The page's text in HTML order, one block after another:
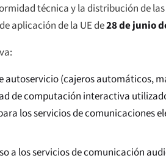
técnica y la distribución de
aplicación de la UE de28 de junio
(cajeros automáticos,
de computación interactiva
los servicios de comunicaciones
a los servicios de comunicación